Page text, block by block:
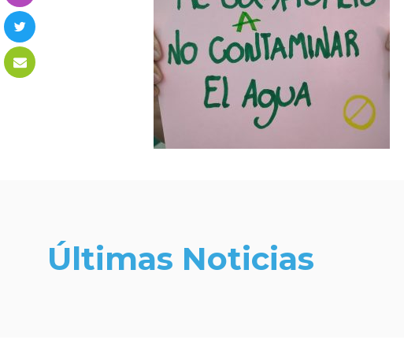
Últimas Noticias